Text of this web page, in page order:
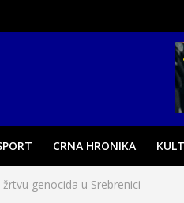
CRNA HRONIKA
genocida u Srebrenici